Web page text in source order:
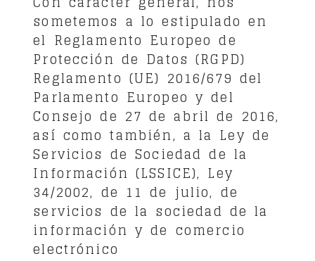
sometemos a lo estipulado en
el Reglamento Europeo de
Protección de Datos (RGPD)
Reglamento (UE) 2016/679 del
Parlamento Europeo y del
Consejo de 27 de abril de 2016,
así como también, a la Ley de
Servicios de Sociedad de la
Información (LSSICE), Ley
34/2002, de 11 de julio, de
servicios de la sociedad de la
información y de comercio
electrónico